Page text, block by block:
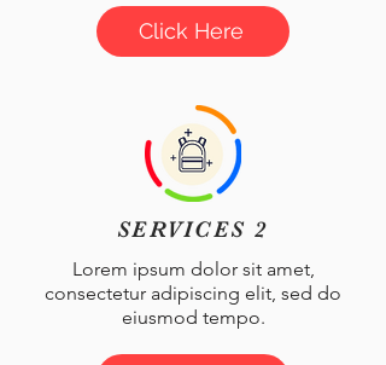
Click Here
SERVICES 2
Lorem ipsum dolor sit amet,
consectetur adipiscing elit, sed do
eiusmod tempo.